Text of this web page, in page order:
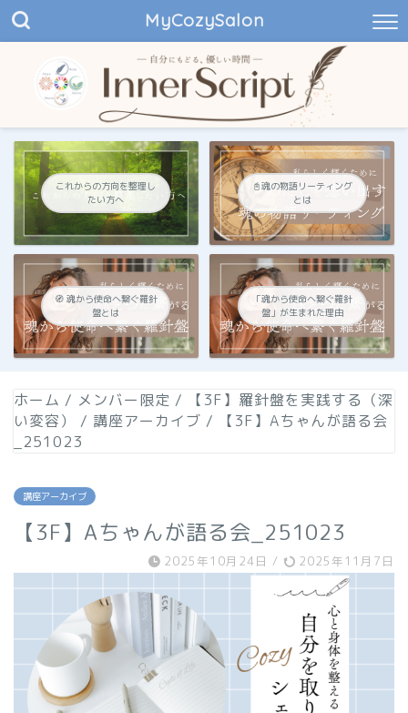
MyCozySalon
これからの方向を整理し
たい方へ
📓魂の物語リーティング
とは
🧭 魂から使命へ繋ぐ羅針
盤とは
「魂から使命へ繋ぐ羅針
盤」が生まれた理由
ホーム / メンバー限定 /
【3F】羅針盤を実践する（深
い変容）
/ 講座アーカイブ /
【3F】Aちゃんが語る会
_251023
講座アーカイブ
【3F】Aちゃんが語る会_251023
2025年10月24日 / 2025年11月7日